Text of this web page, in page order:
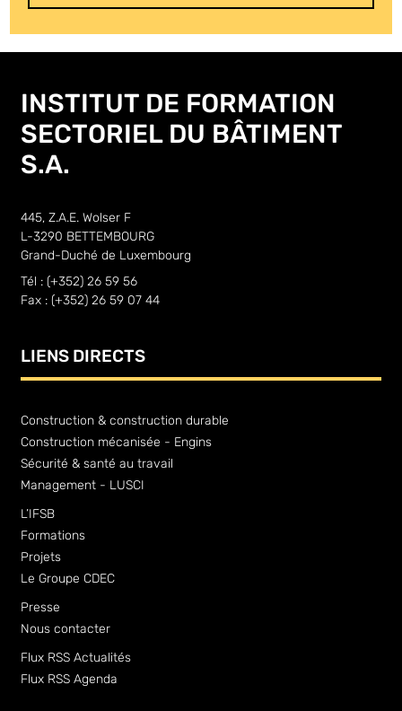
INSTITUT DE FORMATION
SECTORIEL DU BÂTIMENT
S.A.
445, Z.A.E. Wolser F
L-3290 BETTEMBOURG
Grand-Duché de Luxembourg
Tél : (+352) 26 59 56
Fax : (+352) 26 59 07 44
LIENS DIRECTS
Construction & construction durable
Construction mécanisée - Engins
Sécurité & santé au travail
Management - LUSCI
L’IFSB
Formations
Projets
Le Groupe CDEC
Presse
Nous contacter
Flux RSS Actualités
Flux RSS Agenda